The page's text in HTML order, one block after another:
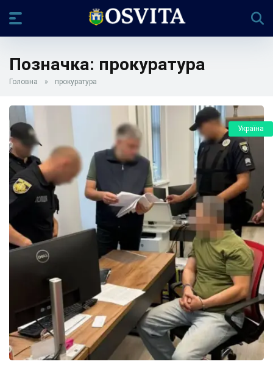
Позначка: прокуратура
Головна » прокуратура
Україна